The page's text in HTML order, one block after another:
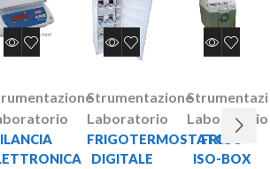
Strumentazione
Laboratorio
FRIGOTERMOSTATO
DIGITALE
Laboratorio
FRIGO
ISO-BOX